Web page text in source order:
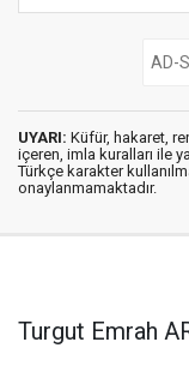
UYARI: Küfür, hakaret,
içeren, imla kuralları ile
Türkçe karakter
onaylanmamaktadır.
Turgut Emrah